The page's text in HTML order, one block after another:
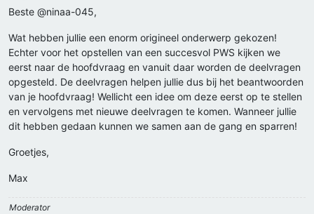
Beste @ninaa-045,
Wat hebben jullie een enorm origineel onderwerp gekozen!
Echter voor het opstellen van een succesvol PWS kijken we
eerst naar de hoofdvraag en vanuit daar worden de deelvragen
opgesteld. De deelvragen helpen jullie dus bij het beantwoorden
van je hoofdvraag! Wellicht een idee om deze eerst op te stellen
en vervolgens met nieuwe deelvragen te komen. Wanneer jullie
dit hebben gedaan kunnen we samen aan de gang en sparren!
Groetjes,
Max
Moderator